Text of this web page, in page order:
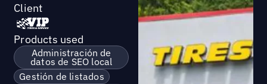
Client
Products used
Administración de
datos de SEO local
Gestión de listados